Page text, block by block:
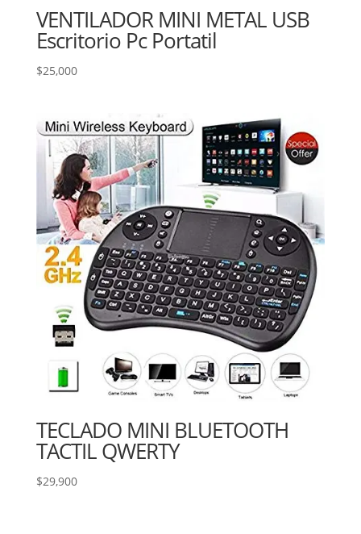
VENTILADOR MINI METAL USB
Escritorio Pc Portatil
$25,000
TECLADO MINI BLUETOOTH
TACTIL QWERTY
$29,900